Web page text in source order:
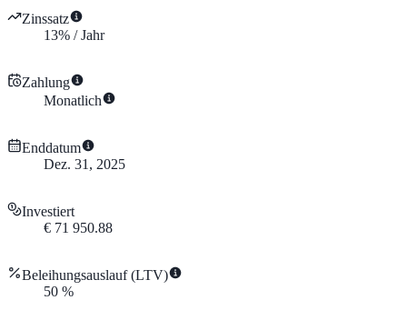
Zinssatz
13% /Jahr
Zahlung
Monatlich
Enddatum
Dez. 31, 2025
Investiert
€ 71 950.88
Beleihungsauslauf (LTV)
50 %